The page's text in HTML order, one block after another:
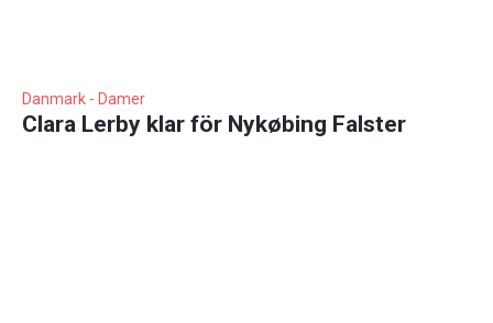
Danmark - Damer
Clara Lerby klar för Nykøbing Falster